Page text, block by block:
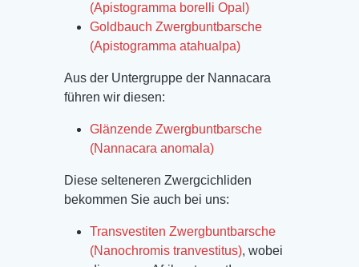
(Apistogramma borelli Opal)
Goldbauch Zwergbuntbarsche
(Apistogramma atahualpa)
Aus der Untergruppe der Nannacara
führen wir diesen:
Glänzende Zwergbuntbarsche
(Nannacara anomala)
Diese selteneren Zwergcichliden
bekommen Sie auch bei uns:
Transvestiten Zwergbuntbarsche
(Nanochromis tranvestitus), wobei